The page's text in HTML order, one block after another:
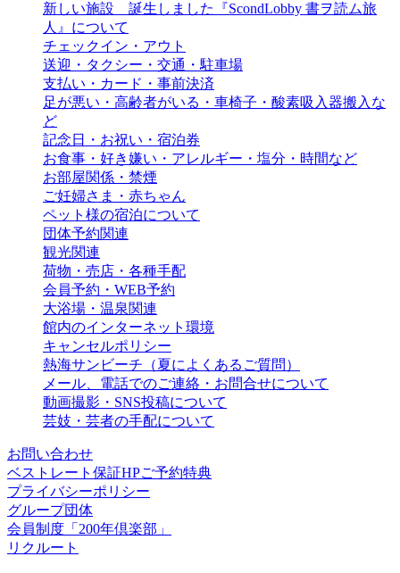
新しい施設 誕生しました『ScondLobby 書ヲ読ム旅
人』について
チェックイン・アウト
送迎・タクシー・交通・駐車場
支払い・カード・事前決済
足が悪い・高齢者がいる・車椅子・酸素吸入器搬入な
ど
記念日・お祝い・宿泊券
お食事・好き嫌い・アレルギー・塩分・時間など
お部屋関係・禁煙
ご妊婦さま・赤ちゃん
ペット様の宿泊について
団体予約関連
観光関連
荷物・売店・各種手配
会員予約・WEB予約
大浴場・温泉関連
館内のインターネット環境
キャンセルポリシー
熱海サンビーチ（夏によくあるご質問）
メール、電話でのご連絡・お問合せについて
動画撮影・SNS投稿について
芸妓・芸者の手配について
お問い合わせ
ベストレート保証HPご予約特典
プライバシーポリシー
グループ団体
会員制度「200年倶楽部」
リクルート